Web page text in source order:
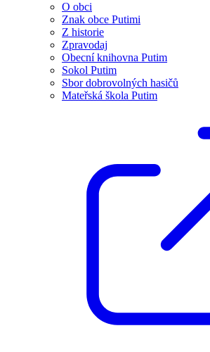
O obci
Znak obce Putimi
Z historie
Zpravodaj
Obecní knihovna Putim
Sokol Putim
Sbor dobrovolných hasičů
Mateřská škola Putim